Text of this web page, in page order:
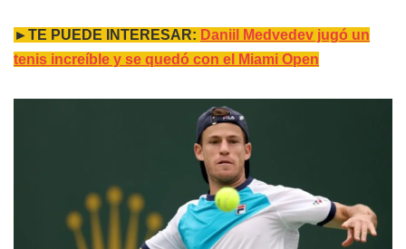
►TE PUEDE INTERESAR: Daniil Medvedev jugó un
tenis increíble y se quedó con el Miami Open